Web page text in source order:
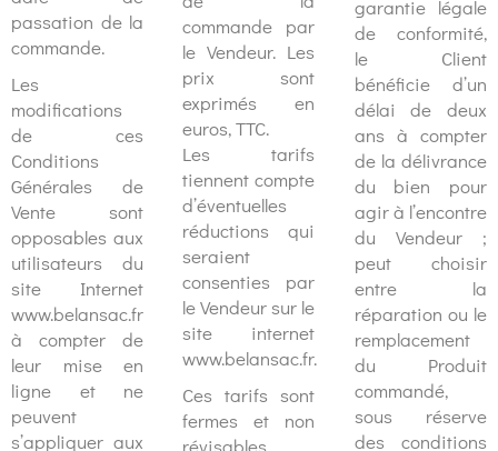
passation de la
commande.
Les
modifications
de ces
Conditions
Générales de
Vente sont
opposables aux
utilisateurs du
site Internet
www.belansac.fr
à compter de
leur mise en
ligne et ne
peuvent
s’appliquer aux
commande par
le Vendeur. Les
prix sont
exprimés en
euros, TTC.
Les tarifs
tiennent compte
d’éventuelles
réductions qui
seraient
consenties par
le Vendeur sur le
site internet
www.belansac.fr.
Ces tarifs sont
fermes et non
garantie légale
de conformité,
le Client
bénéficie d’un
délai de deux
ans à compter
de la délivrance
du bien pour
agir à l’encontre
du Vendeur ;
peut choisir
entre la
réparation ou le
remplacement
du Produit
commandé,
sous réserve
des conditions